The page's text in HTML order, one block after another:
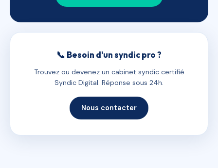
📞 Besoin d'un syndic pro ?
Trouvez ou devenez un cabinet syndic certifié
Syndic Digital. Réponse sous 24h.
Nous contacter